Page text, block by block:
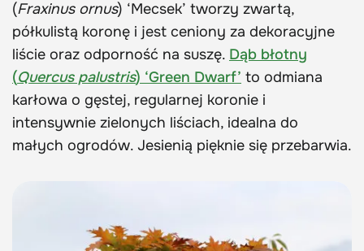
(Fraxinus ornus) ‘Mecsek’ tworzy zwartą,
półkulistą koronę i jest ceniony za dekoracyjne
liście oraz odporność na suszę. Dąb błotny
(Quercus palustris) ‘Green Dwarf’ to odmiana
karłowa o gęstej, regularnej koronie i
intensywnie zielonych liściach, idealna do
małych ogrodów. Jesienią pięknie się przebarwia.